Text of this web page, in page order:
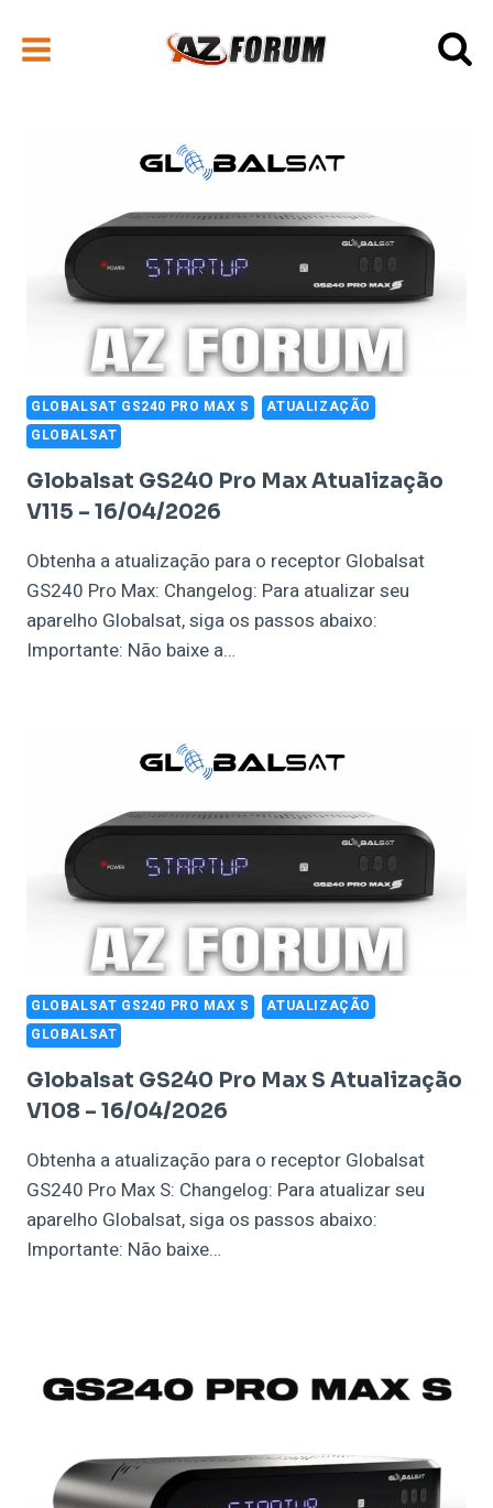
para
GLOBALSAT GS240 PRO MAX S
ATUALIZAÇÃO
GLOBALSAT
Globalsat GS240 Pro Max Atualização
V115 – 16/04/2026
Obtenha a atualização para o receptor Globalsat
GS240 Pro Max: Changelog: Para atualizar seu
aparelho Globalsat, siga os passos abaixo:
Importante: Não baixe a…
GLOBALSAT GS240 PRO MAX S
ATUALIZAÇÃO
GLOBALSAT
Globalsat GS240 Pro Max S Atualização
V108 – 16/04/2026
Obtenha a atualização para o receptor Globalsat
GS240 Pro Max S: Changelog: Para atualizar seu
aparelho Globalsat, siga os passos abaixo:
Importante: Não baixe…